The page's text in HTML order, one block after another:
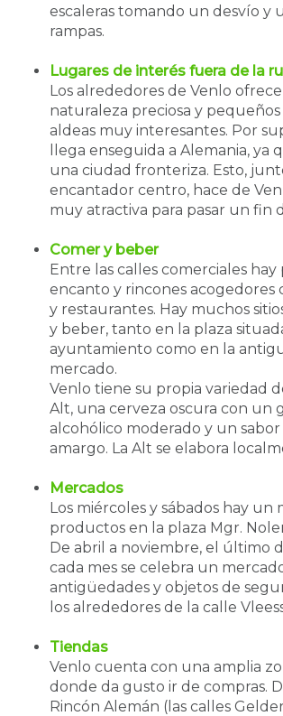
escaleras tomando un desvío y
rampas.
Lugares de interés fuera de la
Los alrededores de Venlo
naturaleza preciosa y
aldeas muy interesantes. Por
llega enseguida a Alemania, ya
una ciudad fronteriza. Esto,
encantador centro, hace de
muy atractiva para pasar un fin
Comer y beber
Entre las calles comerciales hay
encanto y rincones acogedores
y restaurantes. Hay muchos
y beber, tanto en la plaza
ayuntamiento como en la
mercado.
Venlo tiene su propia variedad
Alt, una cerveza oscura con un
alcohólico moderado y un
amargo. La Alt se elabora
Mercados
Los miércoles y sábados hay un
productos en la plaza Mgr.
De abril a noviembre, el último
cada mes se celebra un
antigüedades y objetos de
los alrededores de la calle
Tiendas
Venlo cuenta con una amplia
donde da gusto ir de compras.
Rincón Alemán (las calles